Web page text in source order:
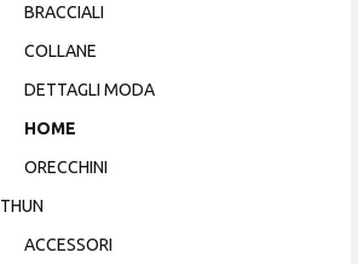
BRACCIALI
COLLANE
DETTAGLI MODA
HOME
ORECCHINI
THUN
ACCESSORI